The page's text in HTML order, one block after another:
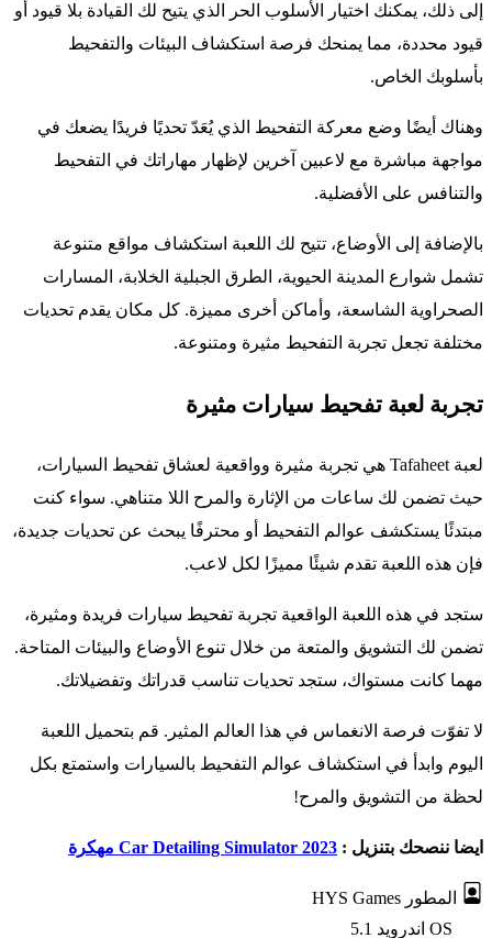
إلى ذلك، يمكنك اختيار الأسلوب الحر الذي يتيح لك القيادة بلا قيود أو
قيود محددة، مما يمنحك فرصة استكشاف البيئات والتفحيط
بأسلوبك الخاص.
وهناك أيضًا وضع معركة التفحيط الذي يُعَدّ تحديًا فريدًا يضعك في
مواجهة مباشرة مع لاعبين آخرين لإظهار مهاراتك في التفحيط
والتنافس على الأفضلية.
بالإضافة إلى الأوضاع، تتيح لك اللعبة استكشاف مواقع متنوعة
تشمل شوارع المدينة الحيوية، الطرق الجبلية الخلابة، المسارات
الصحراوية الشاسعة، وأماكن أخرى مميزة. كل مكان يقدم تحديات
مختلفة تجعل تجربة التفحيط مثيرة ومتنوعة.
تجربة لعبة تفحيط سيارات مثيرة
لعبة Tafaheet هي تجربة مثيرة وواقعية لعشاق تفحيط السيارات،
حيث تضمن لك ساعات من الإثارة والمرح اللا متناهي. سواء كنت
مبتدئًا يستكشف عوالم التفحيط أو محترفًا يبحث عن تحديات جديدة،
فإن هذه اللعبة تقدم شيئًا مميزًا لكل لاعب.
ستجد في هذه اللعبة الواقعية تجربة تفحيط سيارات فريدة ومثيرة،
تضمن لك التشويق والمتعة من خلال تنوع الأوضاع والبيئات المتاحة.
مهما كانت مستواك، ستجد تحديات تناسب قدراتك وتفضيلاتك.
لا تفوّت فرصة الانغماس في هذا العالم المثير. قم بتحميل اللعبة
اليوم وابدأ في استكشاف عوالم التفحيط بالسيارات واستمتع بكل
لحظة من التشويق والمرح!
ايضا ننصحك بتنزيل : Car Detailing Simulator 2023 مهكرة
المطور HYS Games
OS اندرويد 5.1